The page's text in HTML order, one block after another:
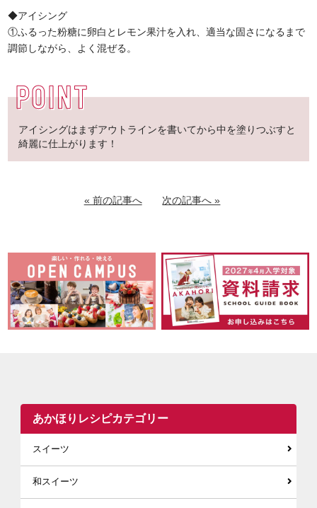
◆アイシング
①ふるった粉糖に卵白とレモン果汁を入れ、適当な固さになるまで
調節しながら、よく混ぜる。
アイシングはまずアウトラインを書いてから中を塗りつぶすと
綺麗に仕上がります！
« 前の記事へ 次の記事へ »
あかほりレシピカテゴリー
スイーツ
和スイーツ